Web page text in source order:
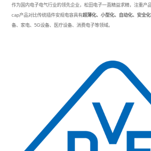
作为国内电子电气行业的领先企业，松田电子一直精益求精，注重产
cap产品对比传统插件安规电容具有超薄化、小型化、自动化、安全化
备、家电、5G设备、医疗设备、消费电子等领域。